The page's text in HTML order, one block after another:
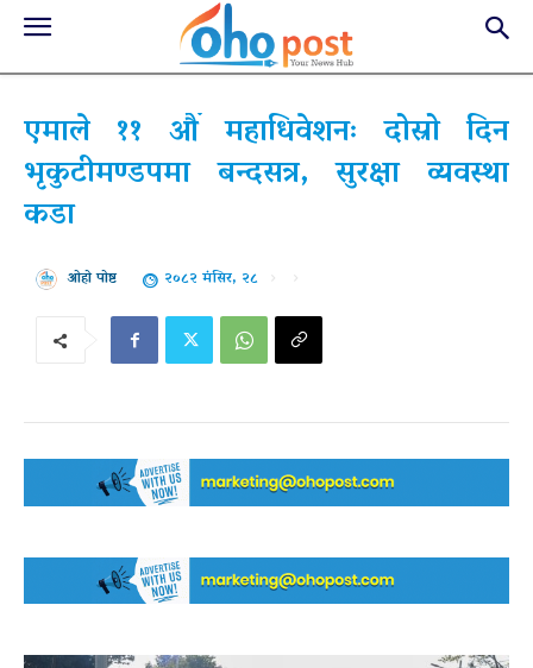
एमाले ११ औं महाधिवेशनः दोस्रो दिन
भृकुटीमण्डपमा बन्दसत्र, सुरक्षा व्यवस्था
कडा
ओहो पोष्ट २०८२ मंसिर, २८